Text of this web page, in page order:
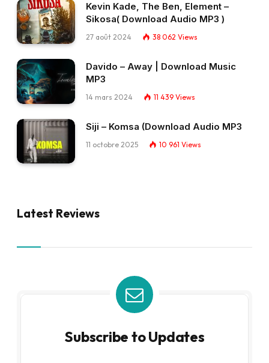
Kevin Kade, The Ben, Element –
Sikosa( Download Audio MP3 )
27 août 2024 38 062 Views
Davido – Away | Download Music
MP3
14 mars 2024 11 439 Views
Siji – Komsa (Download Audio MP3
11 octobre 2025 10 961 Views
Latest Reviews
Subscribe to Updates